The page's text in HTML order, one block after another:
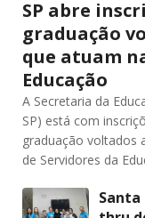
SP abre
graduação
que atuam
Educação
A Secretaria da
SP) está com
graduação voltados
de Servidores da